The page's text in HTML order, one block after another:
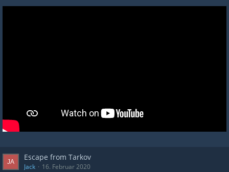
Escape from Tarkov
Jack 16. Februar 2020